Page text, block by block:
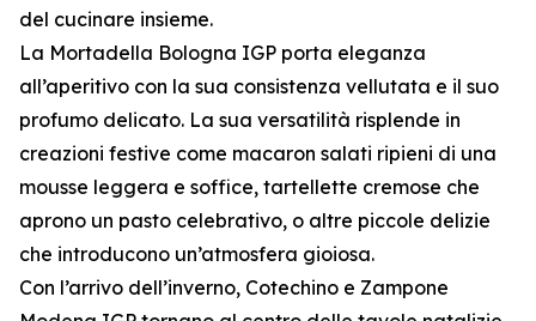
del cucinare insieme.
La Mortadella Bologna IGP porta eleganza
all’aperitivo con la sua consistenza vellutata e il suo
profumo delicato. La sua versatilità risplende in
creazioni festive come macaron salati ripieni di una
mousse leggera e soffice, tartellette cremose che
aprono un pasto celebrativo, o altre piccole delizie
che introducono un’atmosfera gioiosa.
Con l’arrivo dell’inverno, Cotechino e Zampone